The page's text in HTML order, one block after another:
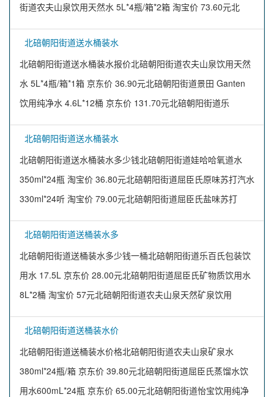
街道农夫山泉饮用天然水 5L*4瓶/箱*2箱 淘宝价 73.60元北
北碚朝阳街道送水桶装水
北碚朝阳街道送水桶装水报价北碚朝阳街道农夫山泉饮用天然
水 5L*4瓶/箱*1箱 京东价 36.90元北碚朝阳街道景田 Ganten
饮用纯净水 4.6L*12桶 京东价 131.70元北碚朝阳街道乐
北碚朝阳街道送水桶装水
北碚朝阳街道送水桶装水多少钱北碚朝阳街道娃哈哈氧道水
350ml*24瓶 淘宝价 36.80元北碚朝阳街道屈臣氏原味苏打汽水
330ml*24听 淘宝价 79.00元北碚朝阳街道屈臣氏盐味苏打
北碚朝阳街道送桶装水多
北碚朝阳街道送桶装水多少钱一桶北碚朝阳街道乐百氏包装饮
用水 17.5L 京东价 28.00元北碚朝阳街道屈臣氏矿物质饮用水
8L*2桶 淘宝价 57元北碚朝阳街道农夫山泉天然矿泉饮用
北碚朝阳街道送桶装水价
北碚朝阳街道送桶装水价格北碚朝阳街道农夫山泉矿泉水
380ml*24瓶/箱 京东价 39.80元北碚朝阳街道屈臣氏蒸馏水饮
用水600mL*24瓶 京东价 65.00元北碚朝阳街道怡宝饮用纯净